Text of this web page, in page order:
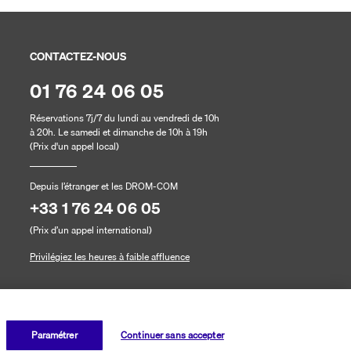
CONTACTEZ-NOUS
01 76 24 06 05
Réservations 7j/7 du lundi au vendredi de 10h
à 20h. Le samedi et dimanche de 10h à 19h
(Prix d'un appel local)
Depuis l’étranger et les DROM-COM
+33 1 76 24 06 05
(Prix d’un appel international)
Privilégiez les heures à faible affluence
Paramétrer Continuer sans accepter